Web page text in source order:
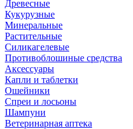
Древесные
Кукурузные
Минеральные
Растительные
Силикагелевые
Противоблошиные средства
Аксессуары
Капли и таблетки
Ошейники
Спреи и лосьоны
Шампуни
Ветеринарная аптека